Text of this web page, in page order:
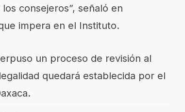
consejeros”, señaló en
impera en el Instituto.
un proceso de revisión al
quedará establecida por el